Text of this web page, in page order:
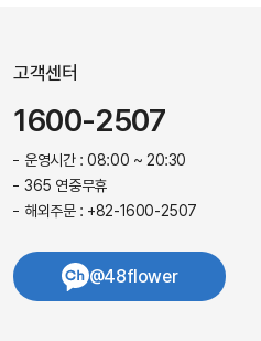
고객센터
1600-2507
운영시간 : 08:00 ~ 20:30
365 연중무휴
해외주문 : +82-1600-2507
@48flower